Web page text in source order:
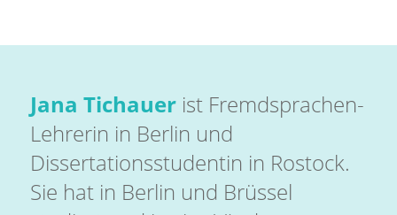
Jana Tichauer ist Fremdsprachen-
Lehrerin in Berlin und
Dissertationsstudentin in Rostock.
Sie hat in Berlin und Brüssel